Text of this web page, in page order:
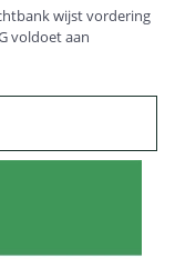
wijst vordering
voldoet aan